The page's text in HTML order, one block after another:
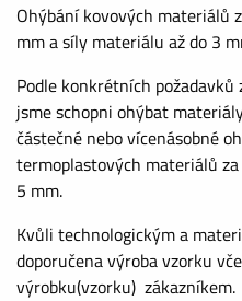
Ohýbání kovových materiálů
mm a síly materiálu až do 3
Podle konkrétních
jsme schopni ohýbat
částečné nebo vícenásobné
termoplastových materiálů
5 mm.
Kvůli technologickým a
doporučena výroba vzorku
výrobku(vzorku) zákazníkem.